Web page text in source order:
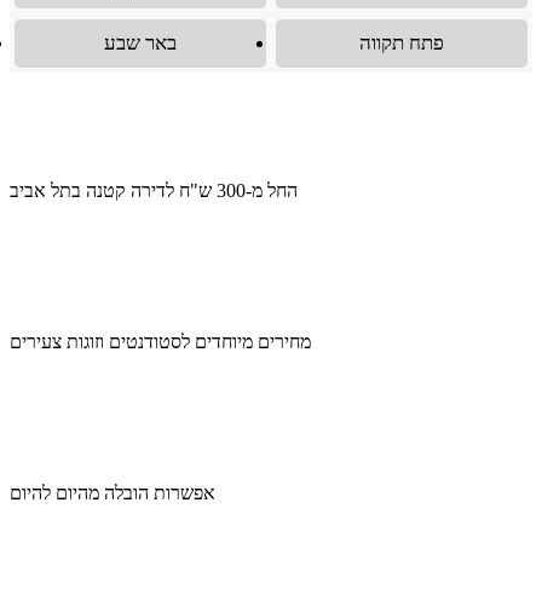
באר שבע פתח תקווה
החל מ-300 ש"ח לדירה קטנה בתל אביב
מחירים מיוחדים לסטודנטים וזוגות צעירים
אפשרות הובלה מהיום להיום